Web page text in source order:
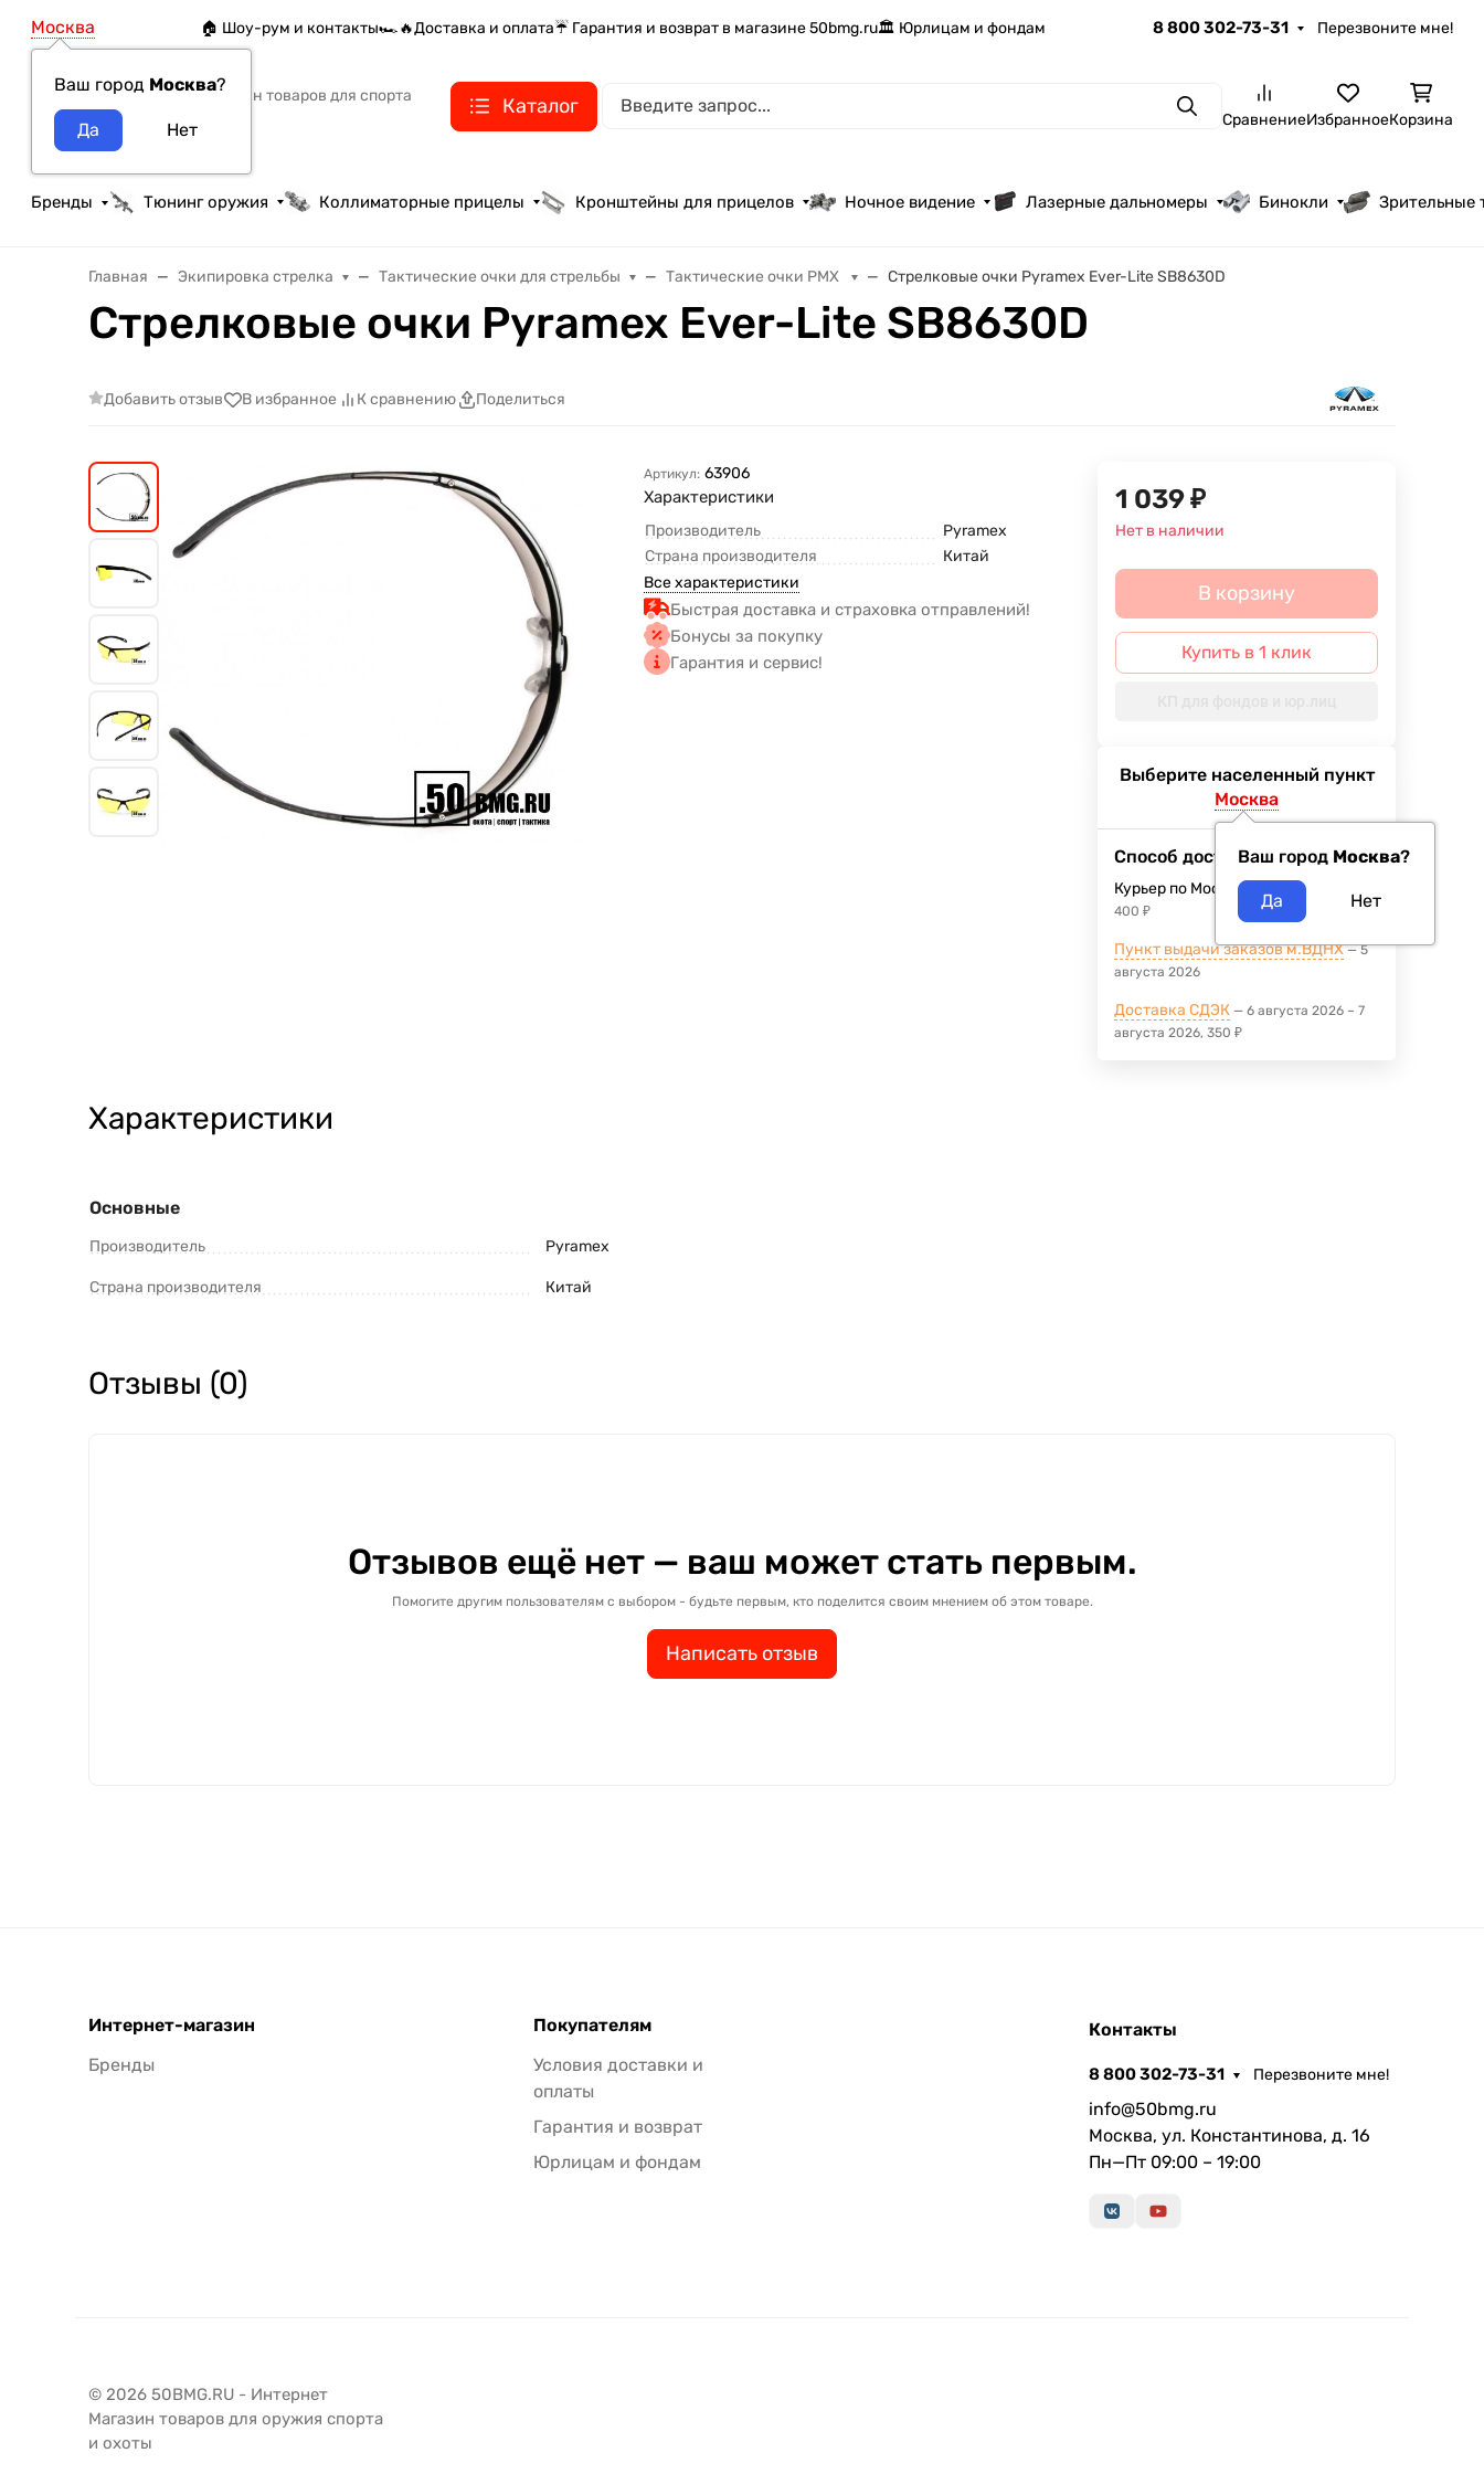
Москва
Ваш город Москва?
🏠 Шоу-рум и контакты🏎️🔥Доставка и оплата☔ Гарантия и возврат в магазине 50bmg.ru🏛️ Юрлицам и фондам 8 800 302-73-31 Перезвоните мне!
Интернет-магазин товаров для спорта
тактики и охоты
Каталог ПоискСравнениеИзбранноеКорзина
Бренды Тюнинг оружия Коллиматорные прицелы Кронштейны для прицелов Ночное видение Лазерные дальномеры Бинокли Зрительные
Главная Экипировка стрелка Тактические очки для стрельбы Тактические очки PMX Стрелковые очки Pyramex Ever-Lite SB8630D
Стрелковые очки Pyramex Ever-Lite SB8630D
Добавить отзыв В избранное К сравнению Поделиться
Артикул: 63906
Характеристики
Производитель
Pyramex
Страна производителя
Китай
Все характеристики
Быстрая доставка и страховка отправлений!
Бонусы за покупку
Гарантия и сервис!
1 039₽
Нет в наличии
В корзину
Купить в 1 клик
Выберите населенный пункт
Москва
Ваш город Москва?
Способ доставки
Курьер по Москве
10 августа 2026
400₽
Пункт выдачи заказов м.ВДНХ
5
августа 2026
Доставка СДЭК 6 августа 2026 – 7
августа 2026 350₽
Характеристики
Основные
Производитель Pyramex
Страна производителя Китай
Отзывы (0)
Отзывов ещё нет — ваш может стать первым.
Помогите другим пользователям с выбором - будьте первым, кто поделится своим мнением об этом товаре.
Написать отзыв
Интернет-магазин
Бренды
Покупателям
Условия доставки и
оплаты
Гарантия и возврат
Юрлицам и фондам
Контакты
8 800 302-73-31 Перезвоните мне!
info@50bmg.ru
Москва, ул. Константинова, д. 16
Пн—Пт 09:00 – 19:00
© 2026 50BMG.RU - Интернет
Магазин товаров для оружия спорта
и охоты